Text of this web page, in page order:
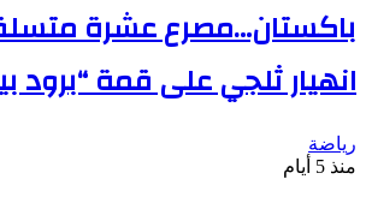
باكستان…مصرع عشرة
انهيار ثلجي على قمة “برود
رياضة
منذ 5 أيام